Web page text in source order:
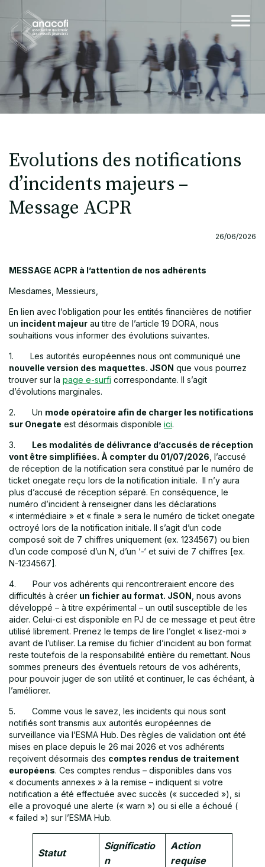
Evolutions des notifications
d’incidents majeurs –
Message ACPR
26/06/2026
MESSAGE ACPR à l’attention de nos adhérents
Mesdames, Messieurs,
En lien avec l’obligation pour les entités financières de notifier
un incident majeur au titre de l’article 19 DORA, nous
souhaitions vous informer des évolutions suivantes.
1. Les autorités européennes nous ont communiqué une
nouvelle version des maquettes. JSON que vous pourrez
trouver sur la page e-surfi correspondante. Il s’agit
d’évolutions marginales.
2. Un mode opératoire afin de charger les notifications
sur Onegate est désormais disponible ici.
3. Les modalités de délivrance d’accusés de réception
vont être simplifiées. À compter du 01/07/2026 , l’accusé
de réception de la notification sera constitué par le numéro de
ticket onegate reçu lors de la notification initiale. Il n’y aura
plus d’accusé de réception séparé. En conséquence, le
numéro d’incident à renseigner dans les déclarations
« intermédiaire » et « finale » sera le numéro de ticket onegate
octroyé lors de la notification initiale. Il s’agit d’un code
composé soit de 7 chiffres uniquement (ex. 1234567) ou bien
d’un code composé d’un N, d’un ‘-‘ et suivi de 7 chiffres [ex.
N-1234567].
4. Pour vos adhérents qui rencontreraient encore des
difficultés à créer un fichier au format. JSON , nous avons
développé – à titre expérimental – un outil susceptible de les
aider. Celui-ci est disponible en PJ de ce message et peut être
utilisé librement. Prenez le temps de lire l’onglet « lisez-moi »
avant de l’utiliser. La remise du fichier d’incident au bon format
reste toutefois de la responsabilité entière du remettant. Nous
sommes preneurs des éventuels retours de vos adhérents,
pour pouvoir juger de son utilité et continuer, le cas échéant, à
l’améliorer.
5. Comme vous le savez, les incidents qui nous sont
notifiés sont transmis aux autorités européennes de
surveillance via l’ESMA Hub. Des règles de validation ont été
mises en place depuis le 26 mai 2026 et vos adhérents
reçoivent désormais des comptes rendus de traitement
européens. Ces comptes rendus – disponibles dans vos
« documents annexes » à la remise – indiquent si votre
notification a été effectuée avec succès (« succeded »), si
elle a provoqué une alerte (« warn ») ou si elle a échoué (
« failed ») sur l’ESMA Hub.
Statut
Significatio
n
Action
requise